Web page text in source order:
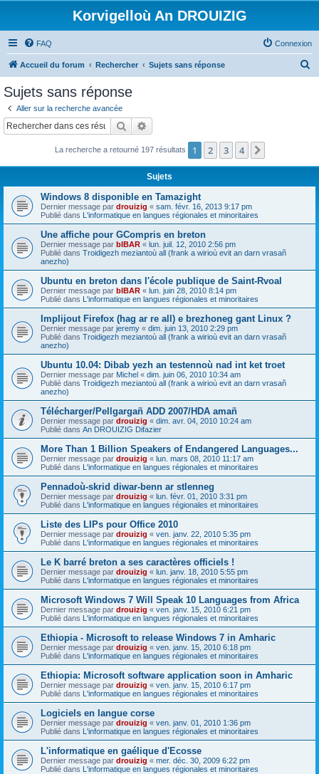
Korvigelloù An DROUIZIG
FAQ Connexion
Accueil du forum Rechercher Sujets sans réponse
c
Sujets sans réponse
Aller sur la recherche avancée
Rechercher
La recherche a retourné 197 résultats 1 2 3 4
Sujets
Windows 8 disponible en Tamazight
Dernier message par drouizig « sam. févr. 16, 2013 9:17 pm
Publié dans L'informatique en langues régionales et minoritaires
Une affiche pour GCompris en breton
Dernier message par bIBAR « lun. juil. 12, 2010 2:56 pm
Publié dans Troidigezh meziantoù all (frank a wirioù evit an darn vrasañ
anezho)
Ubuntu en breton dans l'école publique de Saint-Rvoal
Dernier message par bIBAR « lun. juin 28, 2010 8:14 pm
Publié dans L'informatique en langues régionales et minoritaires
Implijout Firefox (hag ar re all) e brezhoneg gant Linux ?
Dernier message par jeremy « dim. juin 13, 2010 2:29 pm
Publié dans Troidigezh meziantoù all (frank a wirioù evit an darn vrasañ
anezho)
Ubuntu 10.04: Dibab yezh an testennoù nad int ket troet
Dernier message par Michel « dim. juin 06, 2010 10:34 am
Publié dans Troidigezh meziantoù all (frank a wirioù evit an darn vrasañ
anezho)
Télécharger/Pellgargañ ADD 2007/HDA amañ
Dernier message par drouizig « dim. avr. 04, 2010 10:24 am
Publié dans An DROUIZIG Difazier
More Than 1 Billion Speakers of Endangered Languages...
Dernier message par drouizig « lun. mars 08, 2010 11:17 am
Publié dans L'informatique en langues régionales et minoritaires
Pennadoù-skrid diwar-benn ar stlenneg
Dernier message par drouizig « lun. févr. 01, 2010 3:31 pm
Publié dans L'informatique en langues régionales et minoritaires
Liste des LIPs pour Office 2010
Dernier message par drouizig « ven. janv. 22, 2010 5:35 pm
Publié dans L'informatique en langues régionales et minoritaires
Le K barré breton a ses caractères officiels !
Dernier message par drouizig « lun. janv. 18, 2010 5:55 pm
Publié dans L'informatique en langues régionales et minoritaires
Microsoft Windows 7 Will Speak 10 Languages from Africa
Dernier message par drouizig « ven. janv. 15, 2010 6:21 pm
Publié dans L'informatique en langues régionales et minoritaires
Ethiopia - Microsoft to release Windows 7 in Amharic
Dernier message par drouizig « ven. janv. 15, 2010 6:18 pm
Publié dans L'informatique en langues régionales et minoritaires
Ethiopia: Microsoft software application soon in Amharic
Dernier message par drouizig « ven. janv. 15, 2010 6:17 pm
Publié dans L'informatique en langues régionales et minoritaires
Logiciels en langue corse
Dernier message par drouizig « ven. janv. 01, 2010 1:36 pm
Publié dans L'informatique en langues régionales et minoritaires
L'informatique en gaélique d'Ecosse
Dernier message par drouizig « mer. déc. 30, 2009 6:22 pm
Publié dans L'informatique en langues régionales et minoritaires